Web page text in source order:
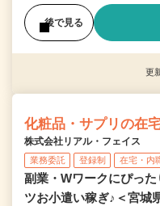
後で見る
更
化粧品・サプリの在
株式会社リアル・フェイス
業務委託 登録制 在宅・内
副業・Wワークにぴっ
ツお小遣い稼ぎ♪＜宮城